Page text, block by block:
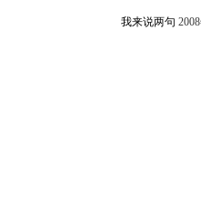
我来说两句